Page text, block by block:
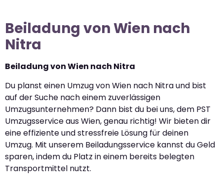
Beiladung von Wien nach
Nitra
Beiladung von Wien nach Nitra
Du planst einen Umzug von Wien nach Nitra und bist
auf der Suche nach einem zuverlässigen
Umzugsunternehmen? Dann bist du bei uns, dem PST
Umzugsservice aus Wien, genau richtig! Wir bieten dir
eine effiziente und stressfreie Lösung für deinen
Umzug. Mit unserem Beiladungsservice kannst du Geld
sparen, indem du Platz in einem bereits belegten
Transportmittel nutzt.